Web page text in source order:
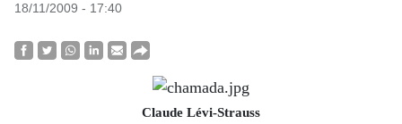
18/11/2009 - 17:40
Claude Lévi-Strauss